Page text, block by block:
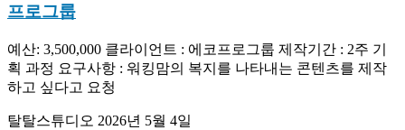
프로그룹
예산: 3,500,000 클라이언트 : 에코프로그룹 제작기간 : 2주 기
획 과정 요구사항 : 워킹맘의 복지를 나타내는 콘텐츠를 제작
하고 싶다고 요청
탈탈스튜디오 2026년 5월 4일